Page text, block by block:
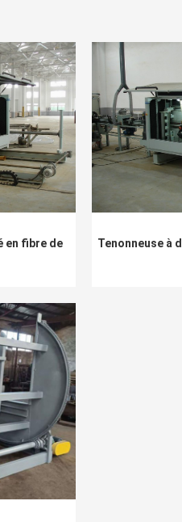
en fibre de
Tenonneuse à